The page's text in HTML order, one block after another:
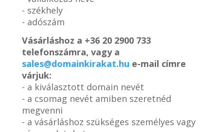
- székhely
- adószám
Vásárláshoz a +36 20 2900 733
telefonszámra, vagy a
sales@domainkirakat.hu e-mail címre
várjuk:
- a kiválasztott domain nevét
- a csomag nevét amiben szeretnéd
megvenni
- a vásárláshoz szükséges személyes vagy